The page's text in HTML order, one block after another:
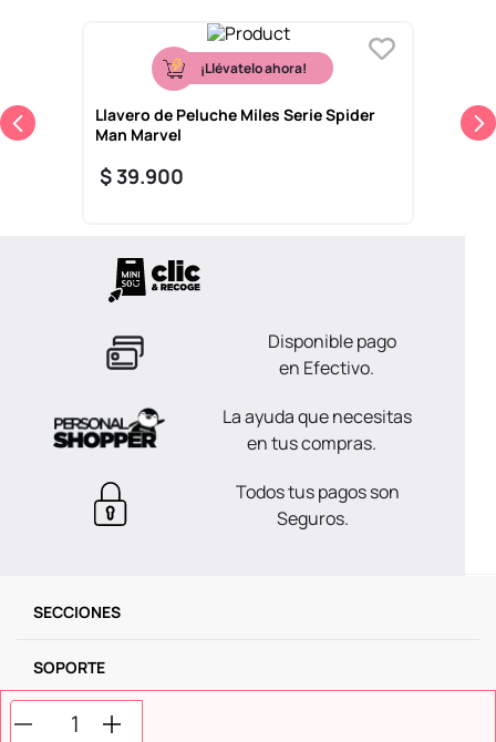
¡Llévatelo ahora!
Llavero de Peluche Miles Serie Spider
Man Marvel
$39.900
Disponible pago
en Efectivo.
La ayuda que necesitas
en tus compras.
Todos tus pagos son
Seguros.
SECCIONES
SOPORTE
SERVICIOS